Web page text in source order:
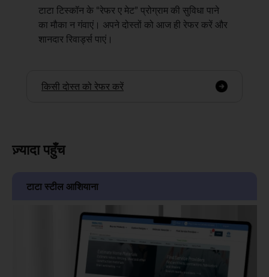
टाटा टिस्कॉन के “रेफर ए मेट” प्रोग्राम की सुविधा पाने
का मौका न गंवाएं। अपने दोस्तों को आज ही रेफर करें और
शानदार रिवार्ड्स पाएं।
किसी दोस्त को रेफर करें
ज़्यादा पहुँच
टाटा स्टील आशियाना